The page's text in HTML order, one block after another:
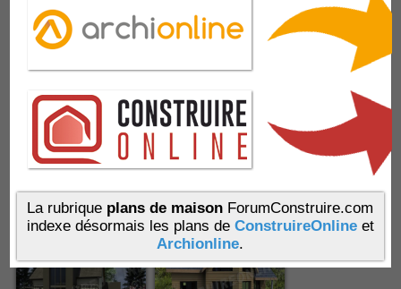
5 pièces
115 m²
5 pièces
132 m²
Galibier 5 Totem 2
La rubrique plans de maison ForumConstruire.com
indexe désormais les plans de ConstruireOnline et
Archionline.